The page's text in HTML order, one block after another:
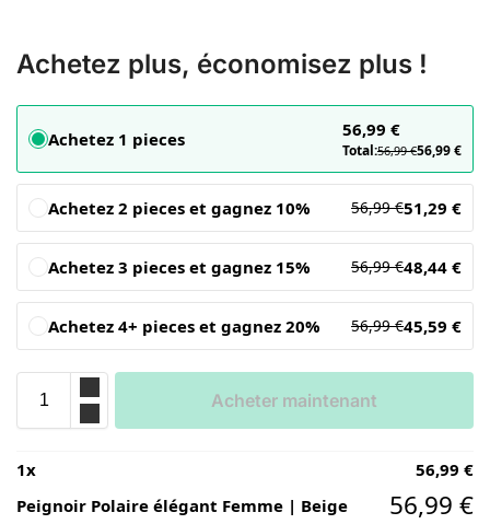
Achetez plus, économisez plus !
Achetez 1 pieces 56,99 €
Total:56,99€56,99€
Achetez 2 pieces et gagnez 10% 56,99€51,29 €
Achetez 3 pieces et gagnez 15% 56,99€48,44 €
Achetez 4+ pieces et gagnez 20% 56,99€45,59 €
Acheter maintenant
1x 56,99 €
Peignoir Polaire élégant Femme | Beige
56,99 €